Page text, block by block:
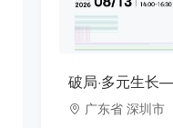
广东省 深圳市